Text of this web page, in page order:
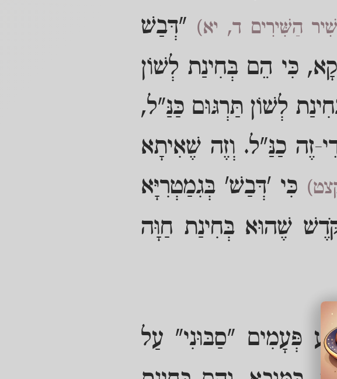
הַשִּׁירִים ד, יא) "דְּבַשׁ
כִּי הֵם בְּחִינַת לְשׁוֹן
לְשׁוֹן תַּרְגּוּם כַּנַּ"ל,
זֶה כַנַּ"ל. וְזֶה שֶׁאִיתָא
כִּי 'דְּבַשׁ' בְּגִמַטְרִיָּא
שֶׁהוּא בְּחִינַת חַוָּה
פְּעָמִים "סַבּוּנִי" עַל